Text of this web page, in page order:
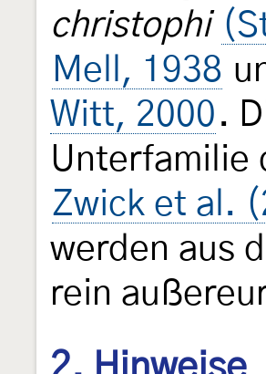
christophi
Mell, 1938
Witt, 2000 .
Unterfamilie
Zwick et al.
werden aus
rein